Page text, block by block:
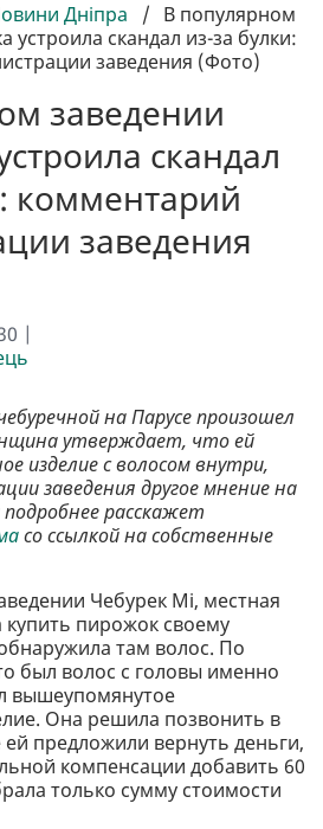
Дніпра / В популярном
устроила скандал из-за булки:
заведения (Фото)
заведении
скандал
комментарий
заведения
|
на Парусе произошел
утверждает, что ей
изделие с волосом внутри,
заведения другое мнение на
расскажет
со ссылкой на собственные
Чебурек Мі, местная
пирожок своему
там волос. По
был волос с головы именно
вышеупомянутое
Она решила позвонить в
предложили вернуть деньги,
компенсации добавить 60
только сумму стоимости